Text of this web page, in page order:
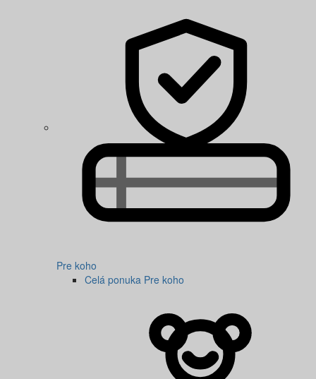
Pre koho
Celá ponuka Pre koho